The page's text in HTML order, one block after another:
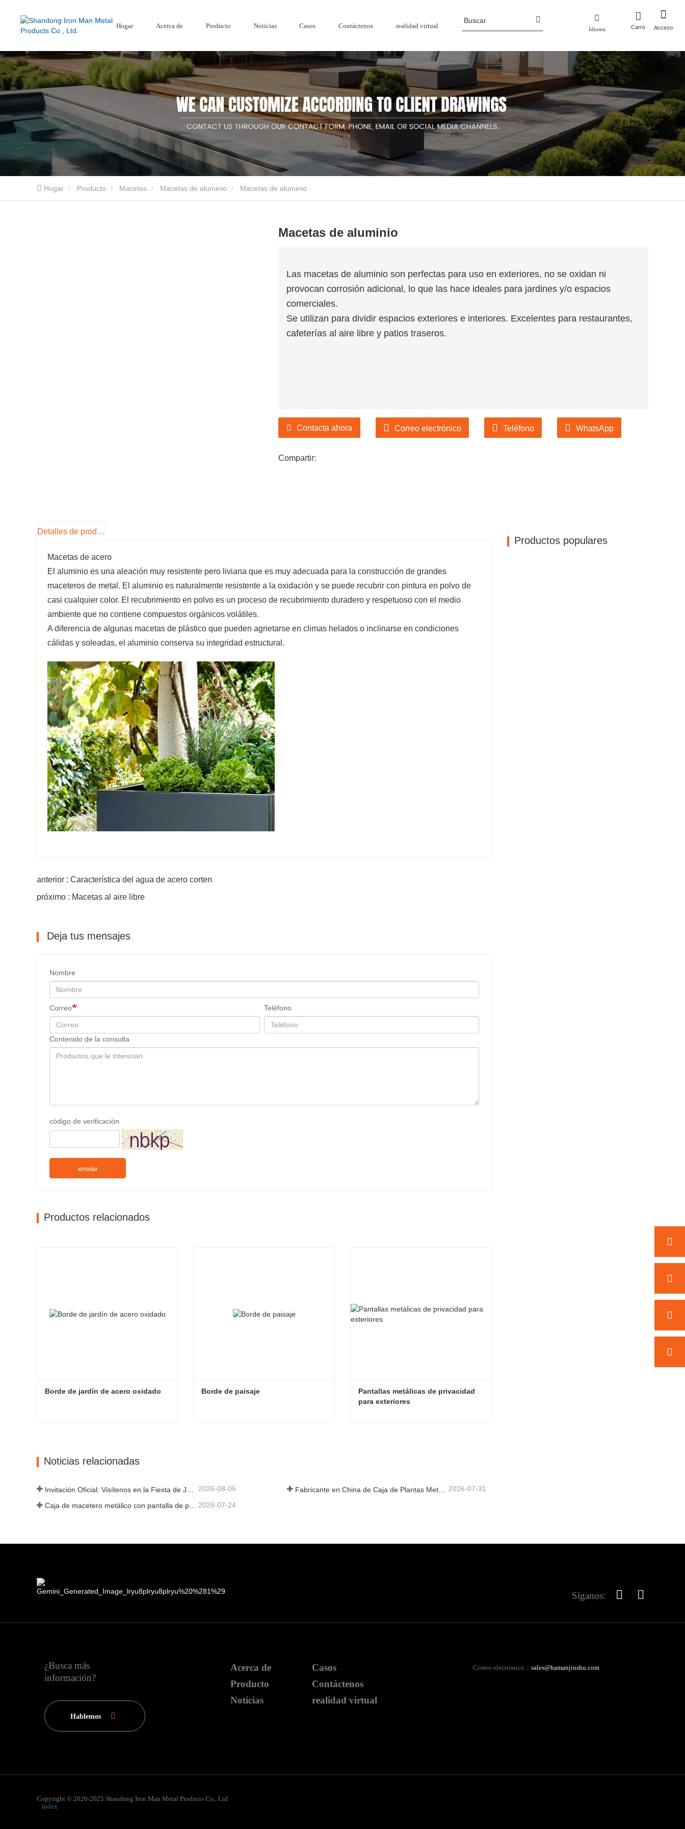
Hogar Acerca de Producto Noticias Casos Contáctenos realidad virtual Idioma Carro Acceso
China y fabricante, con sede en la ciudad de LiaoCheng, China. Como fabricante líder en la industria de productos
Perfil de la empresa
Mamparas de jardín
Pantalla de acero corten
Mamparas de jardín de aluminio
Cercado compuesto
Reja de metal
Cercado de acero corten
Cercado de aluminio
Macetas
Macetas de aluminio
Macetas de acero corten
Cama de jardín elevada de metal
Noticias de la empresa Noticias de la industria
Hogar Producto Macetas Macetas de aluminio Macetas de aluminio
Macetas de aluminio
Las macetas de aluminio son perfectas para uso en exteriores, no se oxidan ni
provocan corrosión adicional, lo que las hace ideales para jardines y/o espacios
comerciales.
Se utilizan para dividir espacios exteriores e interiores. Excelentes para restaurantes,
cafeterías al aire libre y patios traseros.
Contacta ahora Correo electrónico Teléfono WhatsApp
Compartir:
Detalles de producto
Macetas de acero
El aluminio es una aleación muy resistente pero liviana que es muy adecuada para la construcción de grandes
maceteros de metal. El aluminio es naturalmente resistente a la oxidación y se puede recubrir con pintura en polvo de
casi cualquier color. El recubrimiento en polvo es un proceso de recubrimiento duradero y respetuoso con el medio
ambiente que no contiene compuestos orgánicos volátiles.
A diferencia de algunas macetas de plástico que pueden agrietarse en climas helados o inclinarse en condiciones
cálidas y soleadas, el aluminio conserva su integridad estructural.
anterior : Característica del agua de acero corten
próximo : Macetas al aire libre
Deja tus mensajes
Nombre
Correo Teléfono
Contenido de la consulta
código de verificación
enviar
Productos relacionados
Borde de jardín de acero oxidado Borde de paisaje
Pantallas metálicas de privacidad
para exteriores
Noticias relacionadas
2026-08-06 Fabricante en China de Caja de Plantas Metálica Personalizada con Enrejado para Soluciones de Jardín de Privacidad en Exterior 2026-07-31
2026-07-24
Productos populares
Síganos:
¿Busca más
información?
Hablemos
Acerca de
Producto
Noticias
Casos
Contáctenos
realidad virtual
Correo electrónico： sales@hamanjinshu.com
Copyright © 2020-2025 Shandong Iron Man Metal Products Co., Ltd.
Index